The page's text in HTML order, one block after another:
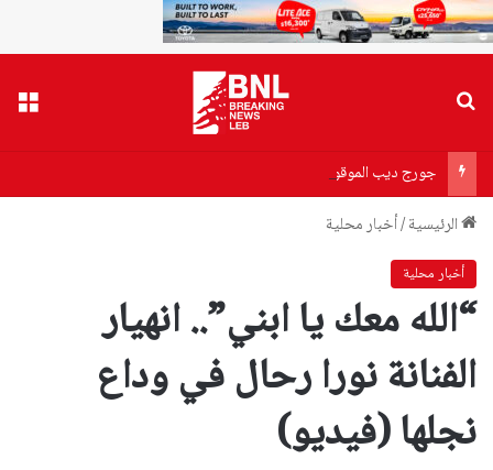
جورج ديب الموقوف… ليس Dr Food
الرئيسية/أخبار محلية
أخبار محلية
“الله معك يا ابني”.. انهيار
الفنانة نورا رحال في وداع
نجلها (فيديو)